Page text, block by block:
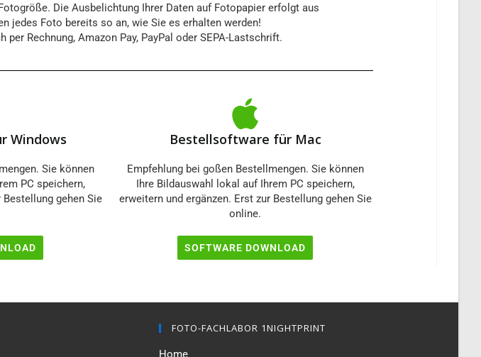
Die Ausbelichtung Ihrer Daten auf Fotopapier erfolgt aus
jedes Foto bereits so an, wie Sie es erhalten werden!
Rechnung, Amazon Pay, PayPal oder SEPA-Lastschrift.
Windows
Sie können
PC speichern,
gehen Sie
Bestellsoftware für Mac
Empfehlung bei goßen Bestellmengen. Sie können
Ihre Bildauswahl lokal auf Ihrem PC speichern,
erweitern und ergänzen. Erst zur Bestellung gehen Sie
online.
SOFTWARE DOWNLOAD
FOTO-FACHLABOR 1NIGHTPRINT
Home